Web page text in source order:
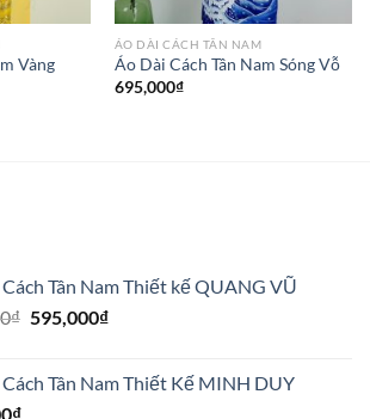
Vàng
ÁO DÀI CÁCH TÂN NAM
Áo Dài Cách Tân Nam Sóng Vỗ
695,000₫
Tân Nam Thiết kế QUANG VŨ
₫ Giá
695,000₫.
595,000₫Giá
là:
Tân Nam Thiết Kế MINH DUY
₫